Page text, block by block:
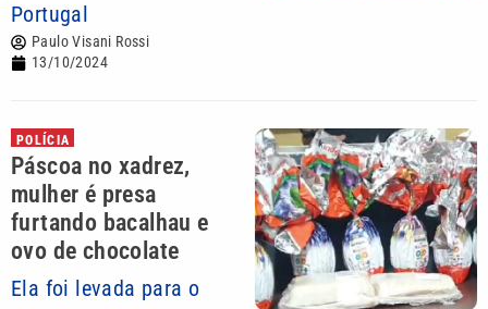
Portugal
Paulo Visani Rossi
13/10/2024
POLÍCIA
Páscoa no xadrez,
mulher é presa
furtando bacalhau e
ovo de chocolate
Ela foi levada para o